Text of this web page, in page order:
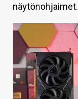
KAUPPA
VAIHDA TEEMA
HAKU
näytönohjaimet.